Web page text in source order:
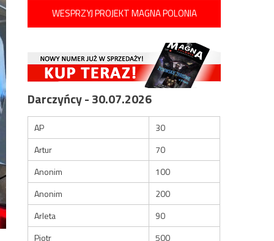
WESPRZYJ PROJEKT MAGNA POLONIA
Darczyńcy - 30.07.2026
AP
30
Artur
70
Anonim
100
Anonim
200
Arleta
90
Piotr
500